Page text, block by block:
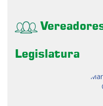
Legislatura